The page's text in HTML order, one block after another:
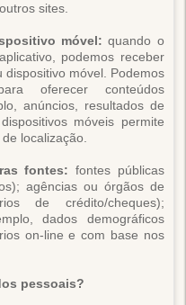
sites.
móvel:quando o
podemos receber
móvel. Podemos
oferecer conteúdos
anúncios, resultados de
móveis permite
localização.
fontes: fontes públicas
agências ou órgãos de
de crédito/cheques);
dados demográficos
on-line e com base nos
pessoais?